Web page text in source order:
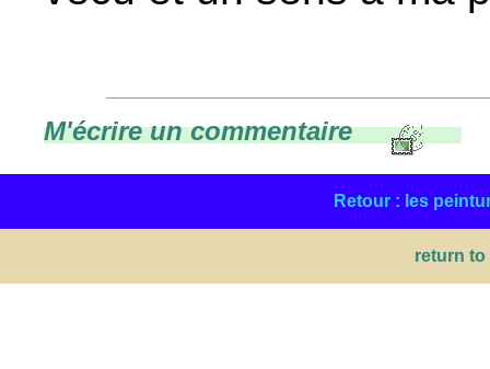
M'écrire un commentaire
Retour : les
return to